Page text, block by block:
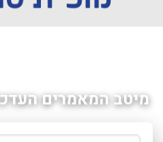
מיטב המאמרים